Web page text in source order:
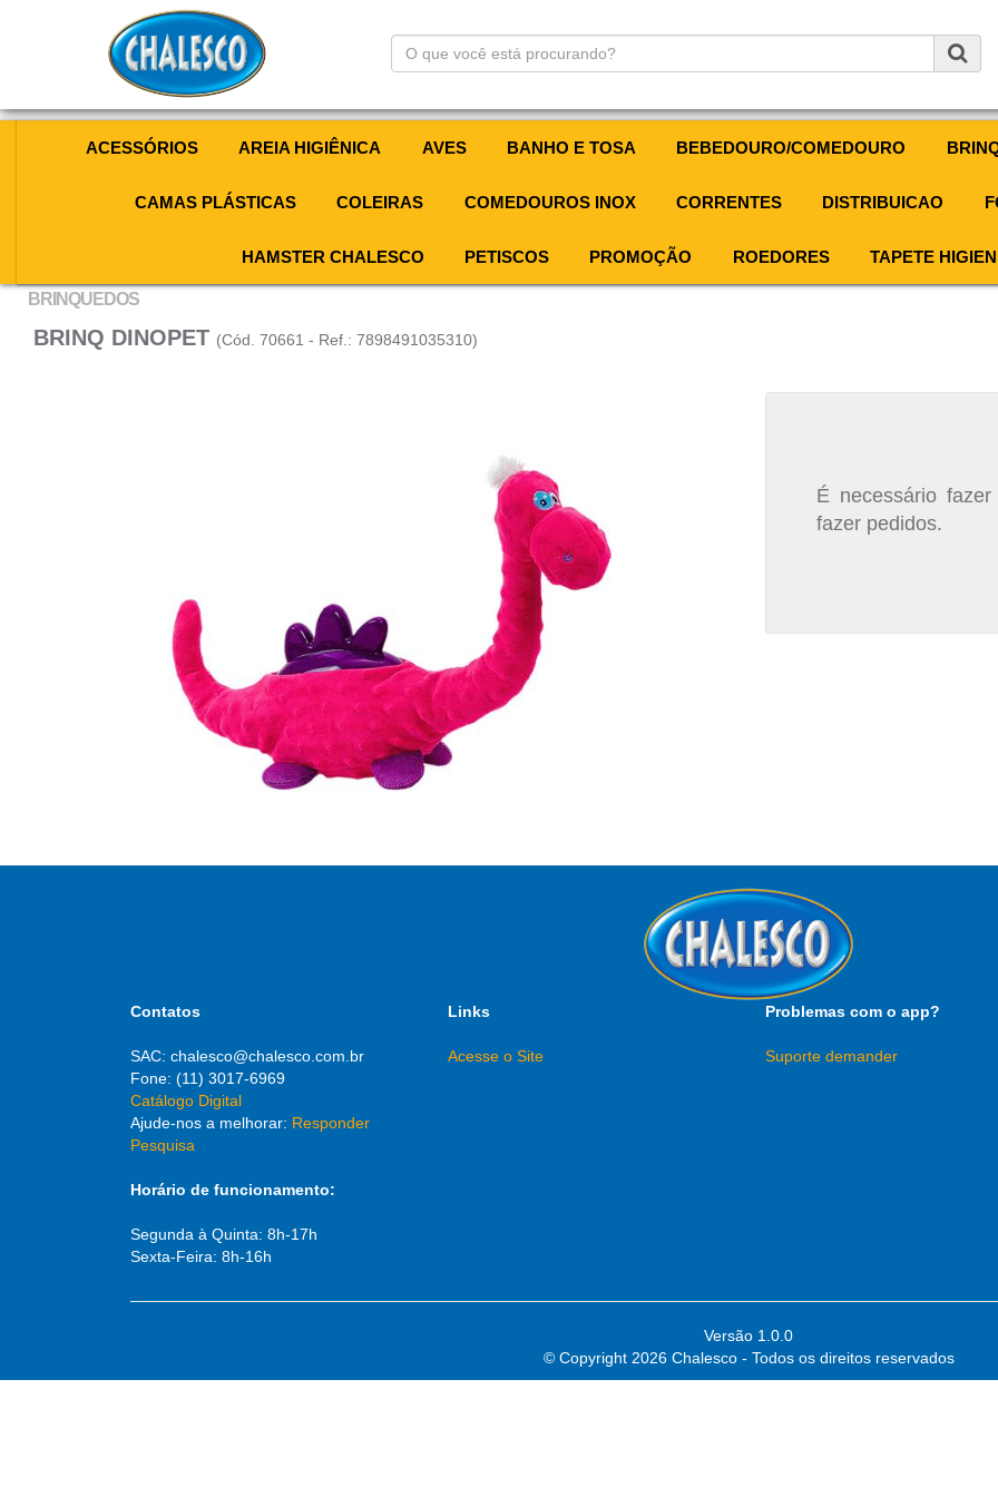
que
está
ACESSÓRIOS AREIA HIGIÊNICA AVES BANHO E TOSA BEBEDOURO/COMEDOURO
CAMAS PLÁSTICAS COLEIRAS COMEDOUROS INOX CORRENTES DISTRIBUICAO
HAMSTER CHALESCO PETISCOS PROMOÇÃO ROEDORES TAPETE
BRINQUEDOS
BRINQ DINOPET (Cód. 70661 - Ref.: 7898491035310)
É necessário
fazer pedidos.
Contatos
SAC: chalesco@chalesco.com.br
Fone: (11) 3017-6969
Catálogo Digital
Ajude-nos a melhorar: Responder
Pesquisa
Horário de funcionamento:
Segunda à Quinta: 8h-17h
Sexta-Feira: 8h-16h
Links
Acesse o Site
Problemas com o app?
Suporte demander
Versão 1.0.0
© Copyright 2026 Chalesco - Todos os direitos reservados